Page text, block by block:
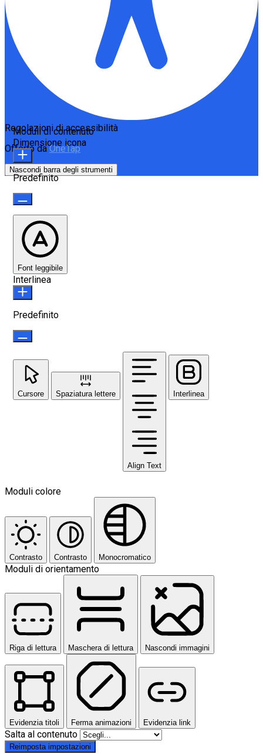
Regolazioni di accessibilità
Offerto daOneTap
Nascondi barra degli strumenti
Moduli di contenuto
Dimensione icona
Predefinito
Font leggibile
Interlinea
Predefinito
Cursore Spaziatura lettere
Align Text
Interlinea
Moduli colore
Contrasto Contrasto Monocromatico
Moduli di orientamento
Riga di lettura Maschera di lettura Nascondi immagini
Evidenzia titoli Ferma animazioni Evidenzia link
Salta al contenuto
Reimposta impostazioni